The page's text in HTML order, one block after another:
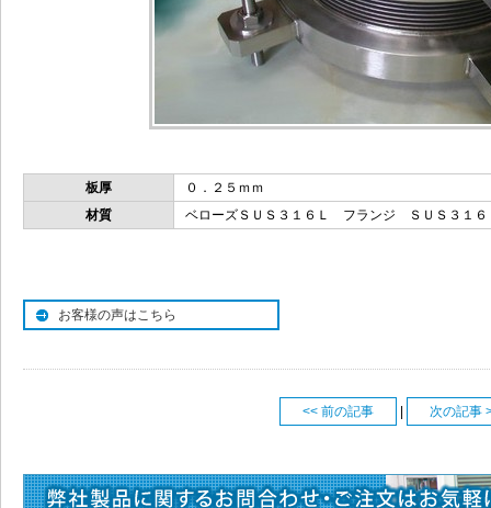
板厚
０．２５ｍｍ
材質
ベローズＳＵＳ３１６Ｌ フランジ ＳＵＳ３１６
お客様の声はこちら
<< 前の記事 次の記事